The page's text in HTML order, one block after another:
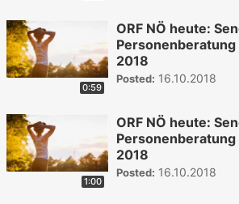
0:59
ORF NÖ heute:
2018
Posted: 16.10.2018
1:00
ORF NÖ heute:
2018
Posted: 16.10.2018